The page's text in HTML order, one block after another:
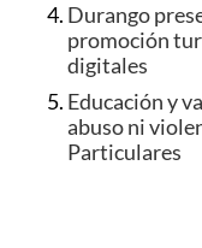
Durango
promoción
digitales
Educación y
abuso ni
Particulares